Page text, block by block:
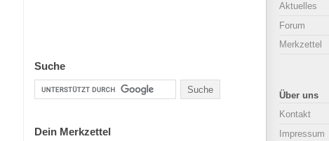
Suche
Dein Merkzettel
Aktuelles
Forum
Merkzettel
Über uns
Kontakt
Impressum